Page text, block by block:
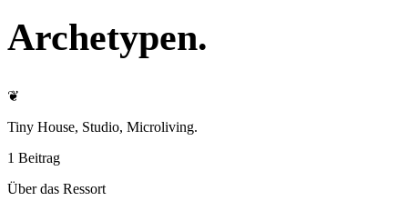
Archetypen.
❦
Tiny House, Studio, Microliving.
1 Beitrag
Über das Ressort